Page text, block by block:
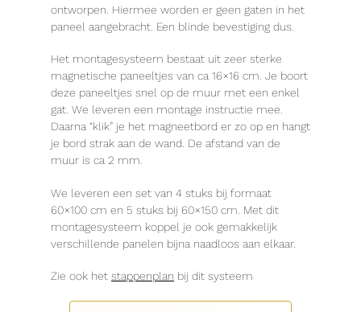
ontworpen. Hiermee worden er geen gaten in het
paneel aangebracht. Een blinde bevestiging dus.
Het montagesysteem bestaat uit zeer sterke
magnetische paneeltjes van ca 16×16 cm. Je boort
deze paneeltjes snel op de muur met een enkel
gat. We leveren een montage instructie mee.
Daarna “klik” je het magneetbord er zo op en hangt
je bord strak aan de wand. De afstand van de
muur is ca 2 mm.
We leveren een set van 4 stuks bij formaat
60×100 cm en 5 stuks bij 60×150 cm. Met dit
montagesysteem koppel je ook gemakkelijk
verschillende panelen bijna naadloos aan elkaar.
Zie ook het stappenplan bij dit systeem